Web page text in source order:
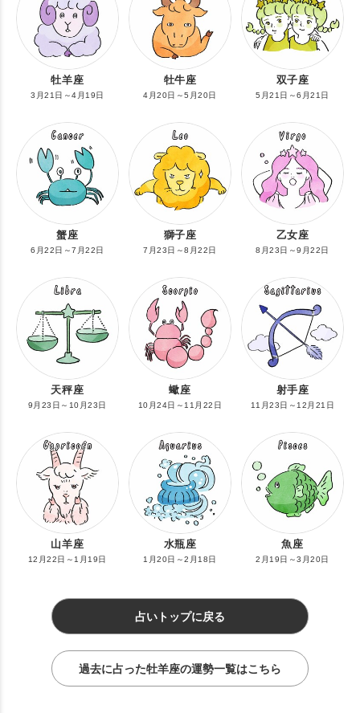
牡羊座
3月21日～4月19日
牡牛座
4月20日～5月20日
双子座
5月21日～6月21日
蟹座
6月22日～7月22日
獅子座
7月23日～8月22日
乙女座
8月23日～9月22日
天秤座
9月23日～10月23日
蠍座
10月24日～11月22日
射手座
11月23日～12月21日
山羊座
12月22日～1月19日
水瓶座
1月20日～2月18日
魚座
2月19日～3月20日
占いトップに戻る
過去に占った牡羊座の運勢一覧はこちら